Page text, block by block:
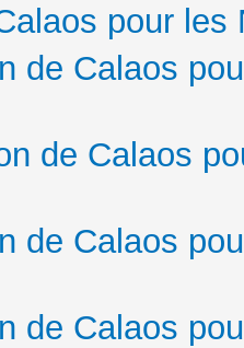
pour les
de Calaos
de Calaos
de Calaos
de Calaos